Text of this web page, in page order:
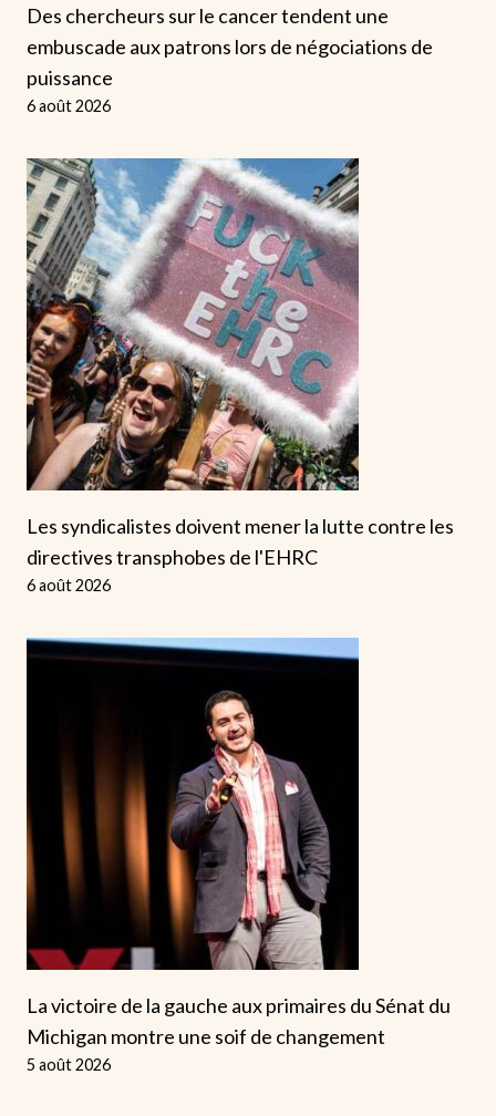
Des chercheurs sur le cancer tendent une
embuscade aux patrons lors de négociations de
puissance
6 août 2026
Les syndicalistes doivent mener la lutte contre les
directives transphobes de l'EHRC
6 août 2026
La victoire de la gauche aux primaires du Sénat du
Michigan montre une soif de changement
5 août 2026